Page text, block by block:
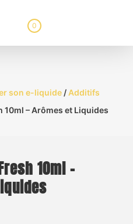
0
son e-liquide/ Additifs
– Arômes et Liquides
10ml –